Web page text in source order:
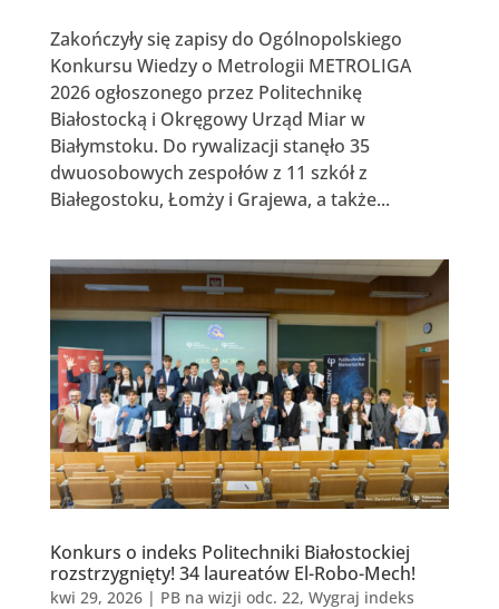
Zakończyły się zapisy do Ogólnopolskiego
Konkursu Wiedzy o Metrologii METROLIGA
2026 ogłoszonego przez Politechnikę
Białostocką i Okręgowy Urząd Miar w
Białymstoku. Do rywalizacji stanęło 35
dwuosobowych zespołów z 11 szkół z
Białegostoku, Łomży i Grajewa, a także...
Konkurs o indeks Politechniki Białostockiej
rozstrzygnięty! 34 laureatów El-Robo-Mech!
kwi 29, 2026| PB na wizji odc. 22, Wygraj indeks